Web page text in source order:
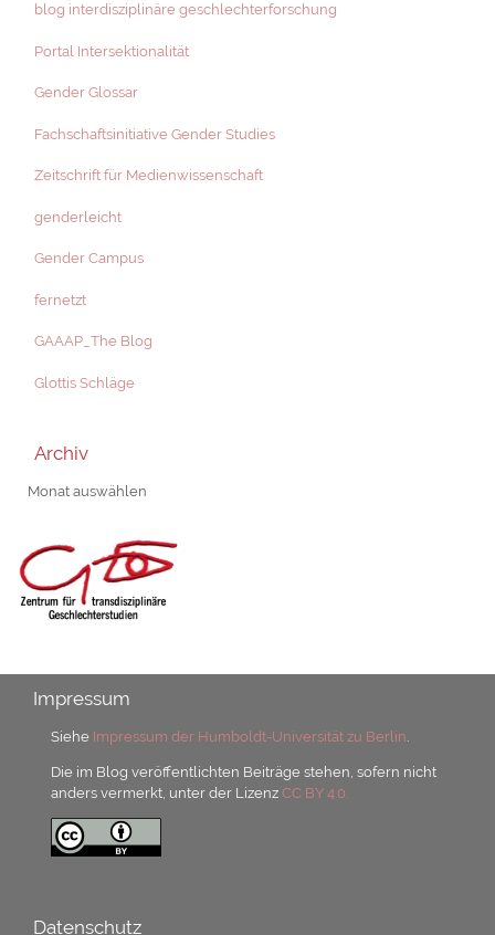
blog interdisziplinäre geschlechterforschung
Portal Intersektionalität
Gender Glossar
Fachschaftsinitiative Gender Studies
Zeitschrift für Medienwissenschaft
genderleicht
Gender Campus
fernetzt
GAAAP_The Blog
Glottis Schläge
Archiv
Archiv
Impressum
Siehe Impressum der Humboldt-Universität zu Berlin.
Die im Blog veröffentlichten Beiträge stehen, sofern nicht
anders vermerkt, unter der LizenzCC BY 4.0.
Datenschutz